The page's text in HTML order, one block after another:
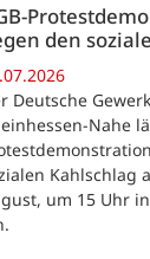
den
Deutsche
Nahe
Kahlschlag
um 15 Uhr